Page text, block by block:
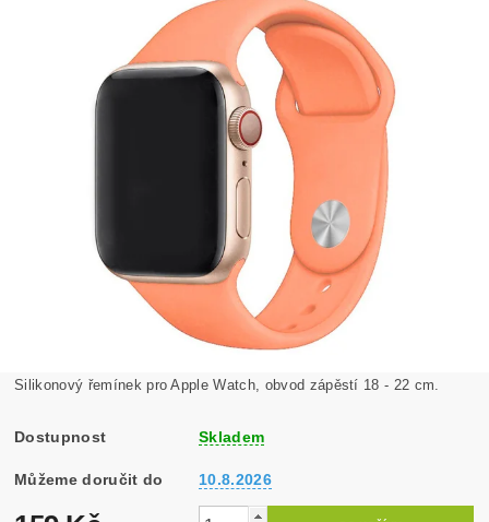
Silikonový řemínek pro Apple Watch, obvod zápěstí 18 - 22 cm.
Dostupnost Skladem
Můžeme doručit do 10.8.2026